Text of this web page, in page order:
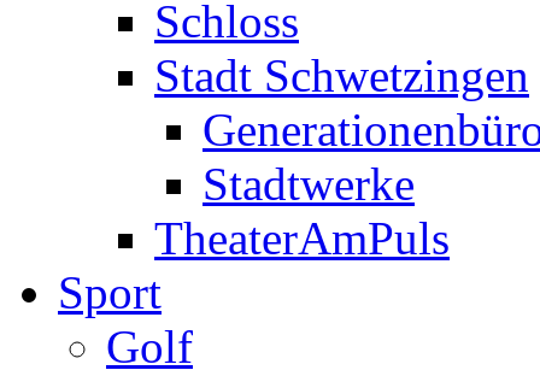
Schloss
Stadt Schwetzingen
Stadtwerke
TheaterAmPuls
Sport
Golf